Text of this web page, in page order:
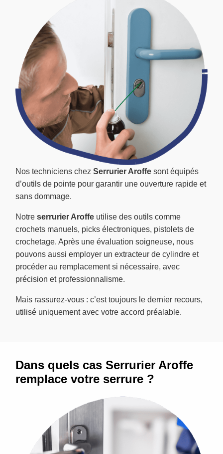
Nos techniciens chez Serrurier Aroffe sont équipés
d’outils de pointe pour garantir une ouverture rapide et
sans dommage.
Notre serrurier Aroffe utilise des outils comme
crochets manuels, picks électroniques, pistolets de
crochetage. Après une évaluation soigneuse, nous
pouvons aussi employer un extracteur de cylindre et
procéder au remplacement si nécessaire, avec
précision et professionnalisme.
Mais rassurez-vous : c’est toujours le dernier recours,
utilisé uniquement avec votre accord préalable.
Dans quels cas Serrurier Aroffe
remplace votre serrure ?